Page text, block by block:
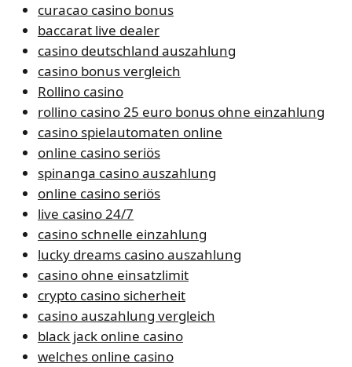
curacao casino bonus
baccarat live dealer
casino deutschland auszahlung
casino bonus vergleich
Rollino casino
rollino casino 25 euro bonus ohne einzahlung
casino spielautomaten online
online casino seriös
spinanga casino auszahlung
online casino seriös
live casino 24/7
casino schnelle einzahlung
lucky dreams casino auszahlung
casino ohne einsatzlimit
crypto casino sicherheit
casino auszahlung vergleich
black jack online casino
welches online casino